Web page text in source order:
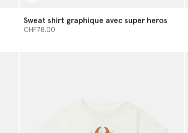
Sweat shirt graphique avec super heros
CHF78.00